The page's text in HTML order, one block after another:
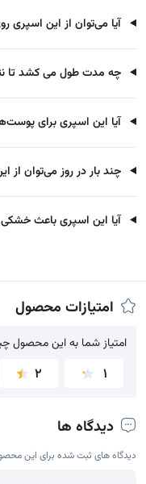
آیا می‌توان از این اسپری
چه مدت طول می کشد تا
آیا این اسپری برای
چند بار در روز می‌توان از
آیا این اسپری باعث
امتیازات محصول
امتیاز شما به این محصول
امتیاز شما به این محصول
1
2
دیدگاه ها
دیدگاه های ثبت شده برای این